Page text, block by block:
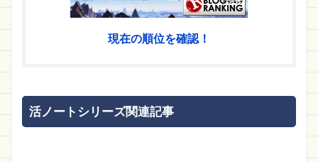
現在の順位を確認！
活ノートシリーズ関連記事